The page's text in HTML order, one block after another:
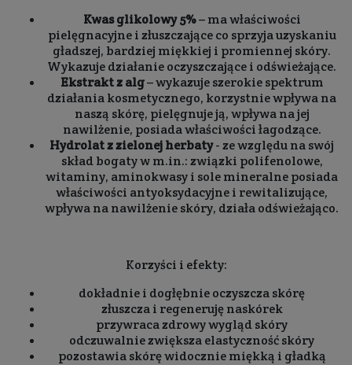
Kwas glikolowy 5%– ma właściwości
pielęgnacyjne i złuszczające co sprzyja uzyskaniu
gładszej, bardziej miękkiej i promiennej skóry.
Wykazuje działanie oczyszczające i odświeżające.
Ekstrakt z alg– wykazuje szerokie spektrum
działania kosmetycznego, korzystnie wpływa na
naszą skórę, pielęgnuje ją, wpływa na jej
nawilżenie, posiada właściwości łagodzące.
Hydrolat z zielonej herbaty- ze względu na swój
skład bogaty w m.in.: związki polifenolowe,
witaminy, aminokwasy i sole mineralne posiada
właściwości antyoksydacyjne i rewitalizujące,
wpływa na nawilżenie skóry, działa odświeżająco.
Korzyści i efekty:
dokładnie i dogłębnie oczyszcza skórę
złuszcza i regeneruję naskórek
przywraca zdrowy wygląd skóry
odczuwalnie zwiększa elastyczność skóry
pozostawia skórę widocznie miękką i gładką